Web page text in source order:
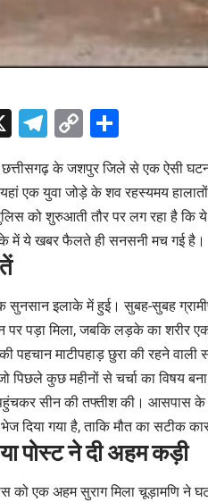
X Telegram
Copy
Link
के जशपुर जिले से एक ऐसी
एक युवा जोड़े के शव रहस्यमय
को शुरुआती तौर पर लग रहा है कि
में ये खबर फैलते ही सनसनी मच गई है।
इलाके में हुई। सुबह-सुबह
पर पड़ा मिला, जबकि लड़के का शरीर
पहचान माटीपहाड़ छुरा की रहने
पिछले कुछ महीनों से चर्चा का विषय
सीन की तफ्तीश की। आसपास के
भेज दिया गया है, ताकि मौत का सटीक
पोस्ट ने दी अहम कड़ी
को एक अहम सुराग मिला चूड़ामणि ने